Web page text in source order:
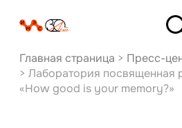
Главная страница > Пресс-
> Лаборатория посвященная
«How good is your memory?»